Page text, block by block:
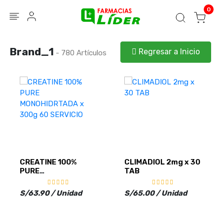
Seguir mi pedido 0
Brand_1 - 780 Artículos Regresar a Inicio
CREATINE 100%
PURE
MONOHIDRTADA x
300g 60 SERVICIO
S/63.90 / Unidad
CLIMADIOL 2mg x 30
TAB
S/65.00 / Unidad